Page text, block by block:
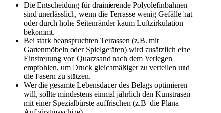
Die Entscheidung für drainierende Polyolefinbahnen
sind unerlässlich, wenn die Terrasse wenig Gefälle hat
oder durch hohe Seitenränder kaum Luftzirkulation
bekommt.
Bei stark beanspruchten Terrassen (z.B. mit
Gartenmöbeln oder Spielgeräten) wird zusätzlich eine
Einstreuung von Quarzsand nach dem Verlegen
empfohlen, um Druck gleichmäßiger zu verteilen und
die Fasern zu stützen.
Wer die gesamte Lebensdauer des Belags optimieren
will, sollte mindestens einmal jährlich den Kunstrasen
mit einer Spezialbürste auffrischen (z.B. die Plana